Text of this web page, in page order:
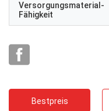
Versorgungsmaterial-
Fähigkeit
Bestpreis